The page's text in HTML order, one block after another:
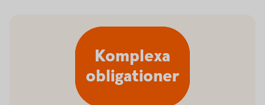
Komplexa
obligationer